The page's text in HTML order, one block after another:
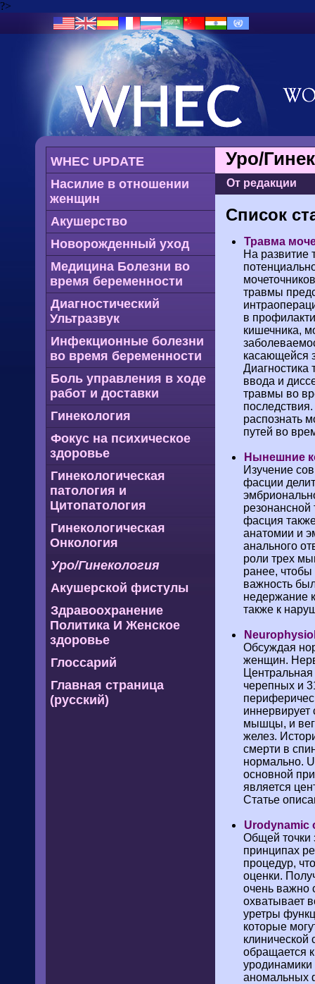
?>
WHEC UPDATE
Насилие в отношении
женщин
Акушерство
Новорожденный уход
Медицина Болезни во
время беременности
Диагностический
Ультразвук
Инфекционные болезни
во время беременности
Боль управления в ходе
работ и доставки
Гинекология
Фокус на психическое
здоровье
Гинекологическая
патология и
Цитопатология
Гинекологическая
Онкология
Уро/Гинекология
Акушерской фистулы
Здравоохранение
Политика И Женское
здоровье
Глоссарий
Главная страница
(русский)
Уро/
От редакции
Список
Травма
На развитие
травмы
в
кишечника,
касающейся
Диагностика
ввода и
травмы во
распознать
путей во
Нынешние
Изучение
фасции
фасция
анатомии и
анального
роли трех
ранее,
важность
недержание
также к
Обсуждая
женщин.
черепных и
иннервирует
мышцы, и
желез.
смерти в
нормально.
основной
является
Статье
Urodynamic
Общей точки
принципах
процедур,
оценки.
очень важно
охватывает
уретры
которые
обращается
аномальных